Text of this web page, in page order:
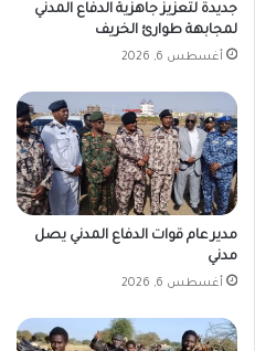
جديدة لتعزيز جاهزية الدفاع المدني
لمجابهة طوارئ الخريف
أغسطس 6, 2026
مدير عام قوات الدفاع المدني يصل
مدني
أغسطس 6, 2026